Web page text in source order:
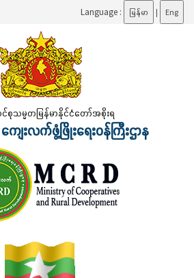
Language : မြန်မာ | Eng
စုသမ္မတမြန်မာနိုင်ငံတော်အစိုးရ
ေးလက်ဖွံ့ဖြိုးရေးဝန်ကြီးဌာန